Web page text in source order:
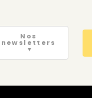
Nos
newsletters
▼